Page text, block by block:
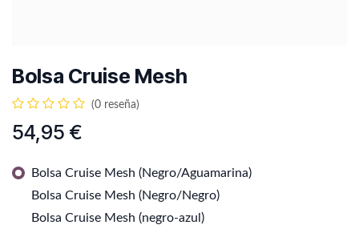
Bolsa Cruise Mesh
(0 reseña)
54,95 €
Bolsa Cruise Mesh (Negro/Aguamarina)
Bolsa Cruise Mesh (Negro/Negro)
Bolsa Cruise Mesh (negro-azul)